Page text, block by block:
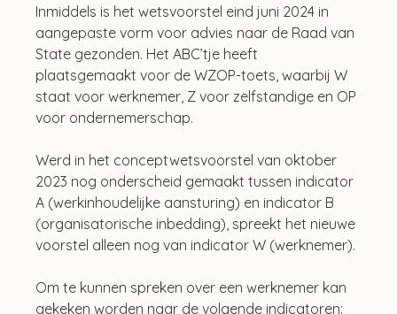
Inmiddels is het wetsvoorstel eind juni 2024 in
aangepaste vorm voor advies naar de Raad van
State gezonden. Het ABC’tje heeft
plaatsgemaakt voor de WZOP-toets, waarbij W
staat voor werknemer, Z voor zelfstandige en OP
voor ondernemerschap.
Werd in het conceptwetsvoorstel van oktober
2023 nog onderscheid gemaakt tussen indicator
A (werkinhoudelijke aansturing) en indicator B
(organisatorische inbedding), spreekt het nieuwe
voorstel alleen nog van indicator W (werknemer).
Om te kunnen spreken over een werknemer kan
gekeken worden naar de volgende indicatoren: